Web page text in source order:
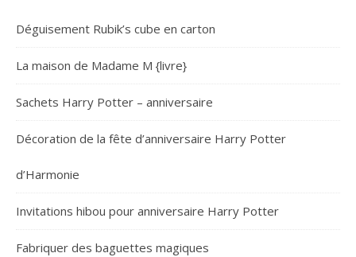
Déguisement Rubik’s cube en carton
La maison de Madame M {livre}
Sachets Harry Potter – anniversaire
Décoration de la fête d’anniversaire Harry Potter
d’Harmonie
Invitations hibou pour anniversaire Harry Potter
Fabriquer des baguettes magiques